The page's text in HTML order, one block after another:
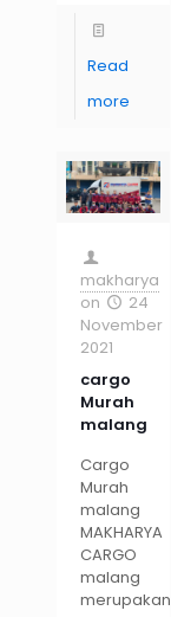
Read
more
makharya
on
24
November
2021
cargo
Murah
malang
Cargo
Murah
malang
MAKHARYA
CARGO
malang
merupakan